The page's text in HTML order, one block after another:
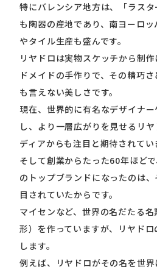
特にバレンシア地方は、「ラス
も陶器の産地であり、南ヨーロ
やタイル生産も盛んです。
リヤドロは実物スケッチから制
ドメイドの手作りで、その精巧
も言えない美しさです。
現在、世界的に有名なデザイナ
し、より一層広がりを見せるリ
ディアからも注目と期待されてい
そして創業からたった60年ほど
のトップブランドになったのは
目されていたからです。
マイセンなど、世界の名だたる
形）を作っていますが、リヤド
します。
例えば、リヤドロがその名を世